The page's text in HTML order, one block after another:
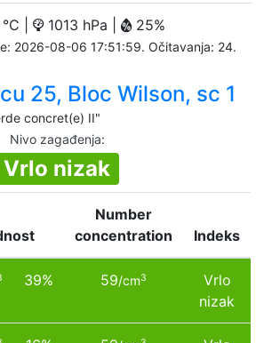
| 1013 hPa | 25%
2026-08-06 17:51:59. Očitavanja: 24.
25, Bloc Wilson, sc 1
concret(e) II"
Nivo zagađenja:
Vrlo nizak
Number
concentration
Indeks
39% 59/cm3
Vrlo
nizak